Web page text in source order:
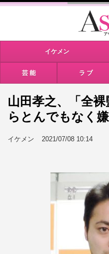
イケメン
芸 能 ラ ブ
山田孝之、「全
らとんでもなく
イケメン 2021/07/08 10:14